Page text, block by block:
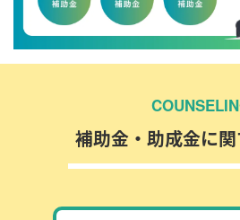
補助金・助成金に